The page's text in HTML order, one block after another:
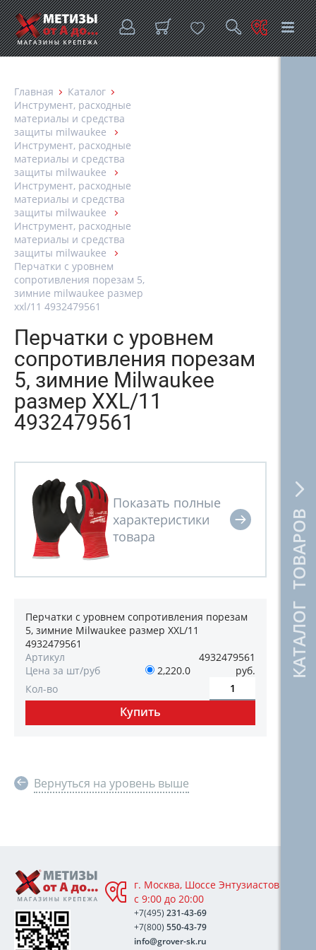
КАТАЛОГ ТОВАРОВ
Главная
Каталог
Инструмент, расходные
материалы и средства
защиты milwaukee
Инструмент, расходные
материалы и средства
защиты milwaukee
Инструмент, расходные
материалы и средства
защиты milwaukee
Инструмент, расходные
материалы и средства
защиты milwaukee
Перчатки с уровнем
сопротивления порезам 5,
зимние milwaukee размер
xxl/11 4932479561
Перчатки с уровнем
сопротивления порезам
5, зимние Milwaukee
размер XXL/11
4932479561
Перчатки с уровнем сопротивления порезам
5, зимние Milwaukee размер XXL/11
4932479561
Артикул
4932479561
Цена за шт/руб
2,220.0
руб.
Кол-во
Вернуться на уровень выше
г. Москва, Шоссе Энтузиастов 76А,
с 9:00 до 20:00
+7(495) 231-43-69
+7(800) 550-43-79
info@grover-sk.ru